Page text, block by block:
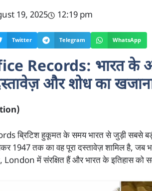
19, 2025 12:19 pm
Twitter Telegram WhatsApp
Records: भारत के
और शोध का
ब्रिटिश हुकूमत के समय भारत से जुड़ी सबसे
1947 तक का वह पूरा दस्तावेज़ शामिल है, जब
में संरक्षित हैं और भारत के इतिहास को